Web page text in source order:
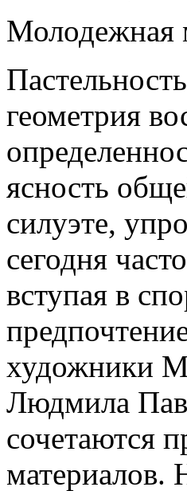
Молодежная
геометрия
ясность
силуэте,
сегодня
вступая в
художники
Людмила
сочетаются
материалов.